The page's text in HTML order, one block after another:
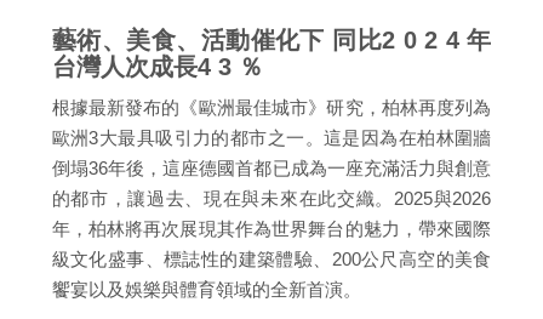
藝術、美食、活動催化下 同比2 0 2 4 年
台灣人次成長4 3 ％
根據最新發布的《歐洲最佳城市》研究，柏林再度列為
歐洲3大最具吸引力的都市之一。這是因為在柏林圍牆
倒塌36年後，這座德國首都已成為一座充滿活力與創意
的都市，讓過去、現在與未來在此交織。2025與2026
年，柏林將再次展現其作為世界舞台的魅力，帶來國際
級文化盛事、標誌性的建築體驗、200公尺高空的美食
饗宴以及娛樂與體育領域的全新首演。